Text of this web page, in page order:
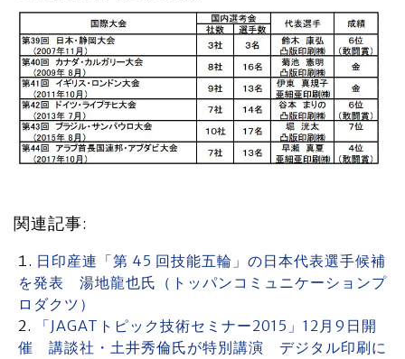
関連記事:
日印産連「第 45 回技能五輪」の日本代表選手候補
を発表 湯地龍也氏（トッパンコミュニケーションプ
ロダクツ）
「JAGATトピック技術セミナー2015」12月9日開
催 講談社・土井秀倫氏が特別講演 デジタル印刷に